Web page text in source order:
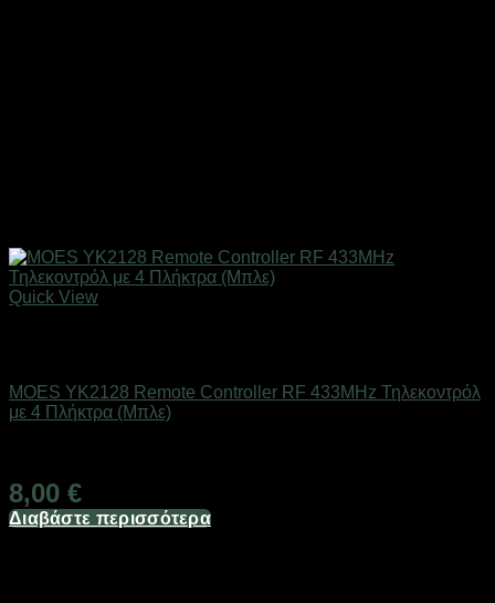
Quick View
MOES YK2128 Remote Controller RF 433MHz Τηλεκοντρόλ
με 4 Πλήκτρα (Μπλε)
8,00 €
Διαβάστε περισσότερα